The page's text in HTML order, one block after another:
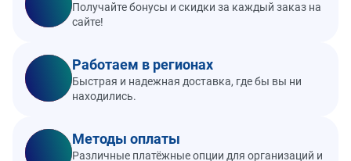
Получайте бонусы и скидки за каждый заказ на
сайте!
Работаем в регионах
Быстрая и надежная доставка, где бы вы ни
находились.
Методы оплаты
Различные платёжные опции для организаций и